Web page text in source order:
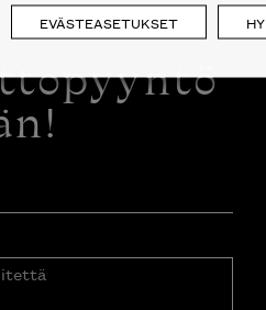
EVÄSTEASETUKSET